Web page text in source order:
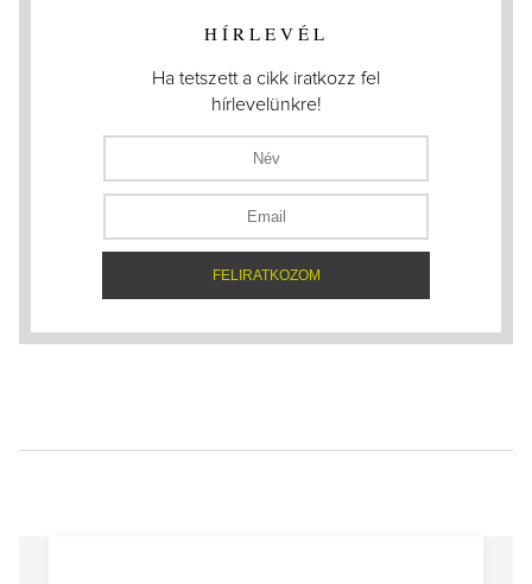
HÍRLEVÉL
Ha tetszett a cikk iratkozz fel
hírlevelünkre!